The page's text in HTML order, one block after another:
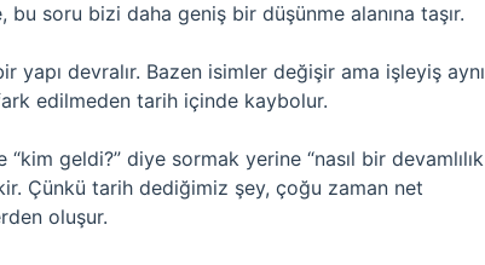
soru bizi daha geniş bir düşünme alanına taşır.
devralır. Bazen isimler değişir ama işleyiş aynı
edilmeden tarih içinde kaybolur.
geldi?” diye sormak yerine “nasıl bir devamlılık
Çünkü tarih dediğimiz şey, çoğu zaman net
oluşur.